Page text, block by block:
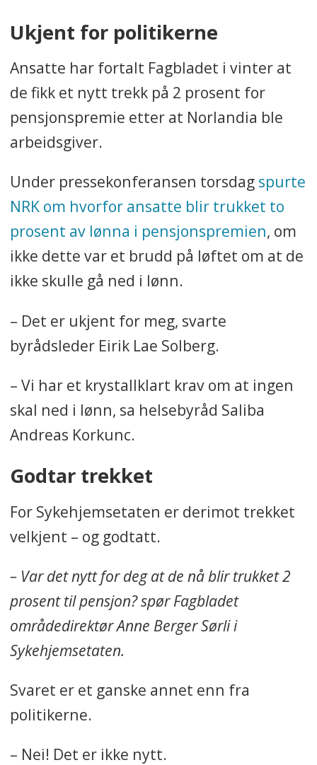
Ukjent for politikerne
Ansatte har fortalt Fagbladet i vinter at
de fikk et nytt trekk på 2 prosent for
pensjonspremie etter at Norlandia ble
arbeidsgiver.
Under pressekonferansen torsdag spurte
NRK om hvorfor ansatte blir trukket to
prosent av lønna i pensjonspremien, om
ikke dette var et brudd på løftet om at de
ikke skulle gå ned i lønn.
– Det er ukjent for meg, svarte
byrådsleder Eirik Lae Solberg.
– Vi har et krystallklart krav om at ingen
skal ned i lønn, sa helsebyråd Saliba
Andreas Korkunc.
Godtar trekket
For Sykehjemsetaten er derimot trekket
velkjent – og godtatt.
– Var det nytt for deg at de nå blir trukket 2
prosent til pensjon? spør Fagbladet
områdedirektør Anne Berger Sørli i
Sykehjemsetaten.
Svaret er et ganske annet enn fra
politikerne.
– Nei! Det er ikke nytt.